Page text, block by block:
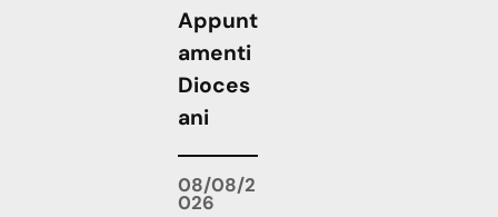
Appunt
amenti
Dioces
ani
08/08/2
026